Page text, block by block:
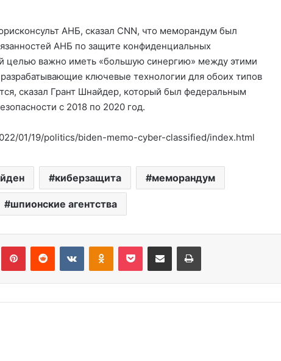
АНБ, сказал CNN, что меморандум был
АНБ по защите конфиденциальных
целью важно иметь «большую синергию» между этими
ключевые технологии для обоих типов
сказал Грант Шнайдер, который был федеральным
с 2018 по 2020 год.
01/19/politics/biden-memo-cyber-classified/index.html
киберзащита меморандум
шпионские агентства
Америка имеет огромный избыток
сыра
Роль политических партий в
выборах США: 8 ключевых фактов